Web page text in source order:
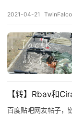
T
K
微
店
专
题
登录
2021-04-21
【转】Rbav和
百度贴吧网友帖子，